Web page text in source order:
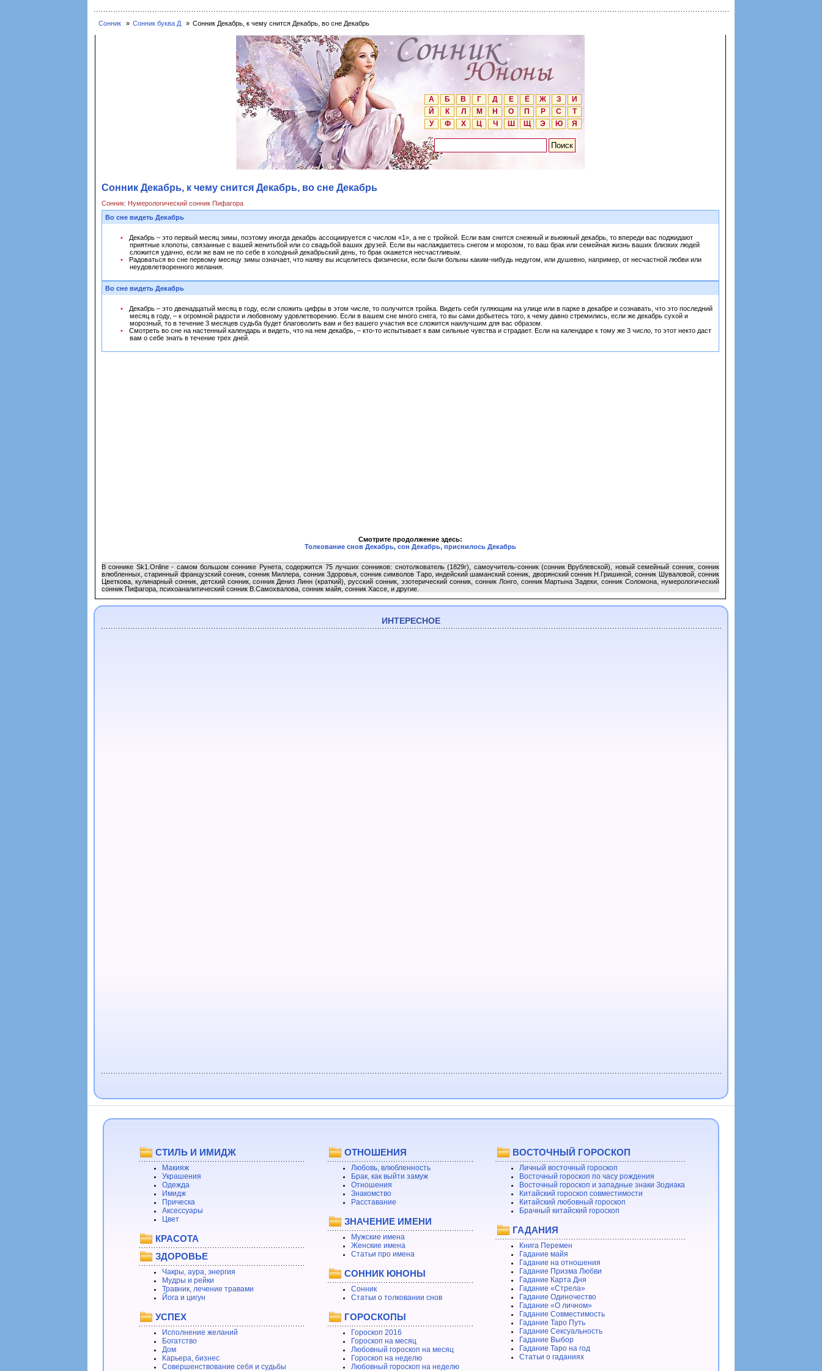
Сонник Сонник буква Д Сонник Декабрь, к чему снится Декабрь, во сне Декабрь
А Б В Г Д Е Ё Ж З
И
Й
К Л М Н О П Р С
Т
У
Ф Х Ц Ч Ш Щ Э Ю Я
Сонник Декабрь, к чему снится Декабрь, во сне Декабрь
Сонник: Нумерологический сонник Пифагора
Во сне видеть Декабрь
Декабрь – это первый месяц зимы, поэтому иногда декабрь ассоциируется с числом «1», а не с тройкой. Если вам снится снежный и вьюжный декабрь, то впереди вас поджидают
приятные хлопоты, связанные с вашей женитьбой или со свадьбой ваших друзей. Если вы наслаждаетесь снегом и морозом, то ваш брак или семейная жизнь ваших близких людей
сложится удачно, если же вам не по себе в холодный декабрьский день, то брак окажется несчастливым.
Радоваться во сне первому месяцу зимы означает, что наяву вы исцелитесь физически, если были больны каким-нибудь недугом, или душевно, например, от несчастной любви или
неудовлетворенного желания.
Во сне видеть Декабрь
Декабрь – это двенадцатый месяц в году, если сложить цифры в этом числе, то получится тройка. Видеть себя гуляющим на улице или в парке в декабре и сознавать, что это последний
месяц в году, – к огромной радости и любовному удовлетворению. Если в вашем сне много снега, то вы сами добьетесь того, к чему давно стремились, если же декабрь сухой и
морозный, то в течение 3 месяцев судьба будет благоволить вам и без вашего участия все сложится наилучшим для вас образом.
Смотреть во сне на настенный календарь и видеть, что на нем декабрь, – кто-то испытывает к вам сильные чувства и страдает. Если на календаре к тому же 3 число, то этот некто даст
вам о себе знать в течение трех дней.
Смотрите продолжение здесь:
Толкование снов Декабрь, сон Декабрь, приснилось Декабрь
В соннике Sk1.Online - самом большом соннике Рунета, содержится 75 лучших сонников: снотолкователь (1829г), самоучитель-сонник (сонник Врублевской), новый семейный сонник, сонник
влюбленных, старинный французский сонник, сонник Миллера, сонник Здоровья, сонник символов Таро, индейский шаманский сонник, дворянский сонник Н.Гришиной, сонник Шуваловой, сонник
Цветкова, кулинарный сонник, детский сонник, сонник Дениз Линн (краткий), русский сонник, эзотерический сонник, сонник Лонго, сонник Мартына Задеки, сонник Соломона, нумерологический
сонник Пифагора, психоаналитический сонник В.Самохвалова, сонник майя, сонник Хассе, и другие.
ИНТЕРЕСНОЕ
СТИЛЬ И ИМИДЖ
Макияж
Украшения
Одежда
Имидж
Прическа
Аксессуары
Цвет
КРАСОТА
ЗДОРОВЬЕ
Чакры, аура, энергия
Мудры и рейки
Травник, лечение травами
Йога и цигун
УСПЕХ
Исполнение желаний
Богатство
Дом
Карьера, бизнес
Совершенствование себя и судьбы
ОТНОШЕНИЯ
Любовь, влюбленность
Брак, как выйти замуж
Отношения
Знакомство
Расставание
ЗНАЧЕНИЕ ИМЕНИ
Мужские имена
Женские имена
Статьи про имена
СОННИК ЮНОНЫ
Сонник
Статьи о толковании снов
ГОРОСКОПЫ
Гороскоп 2016
Гороскоп на месяц
Любовный гороскоп на месяц
Гороскоп на неделю
Любовный гороскоп на неделю
ВОСТОЧНЫЙ ГОРОСКОП
Личный восточный гороскоп
Восточный гороскоп по часу рождения
Восточный гороскоп и западные знаки Зодиака
Китайский гороскоп совместимости
Китайский любовный гороскоп
Брачный китайский гороскоп
ГАДАНИЯ
Книга Перемен
Гадание майя
Гадание на отношения
Гадание Призма Любви
Гадание Карта Дня
Гадание «Стрела»
Гадание Одиночество
Гадание «О личном»
Гадание Совместимость
Гадание Таро Путь
Гадание Сексуальность
Гадание Выбор
Гадание Таро на год
Статьи о гаданиях